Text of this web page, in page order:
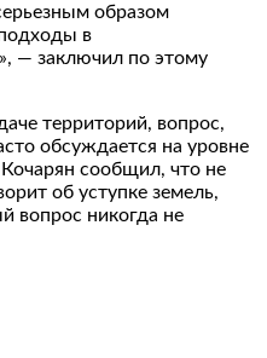
образом
в
— заключил по этому
территорий, вопрос,
обсуждается на уровне
сообщил, что не
об уступке земель,
вопрос никогда не